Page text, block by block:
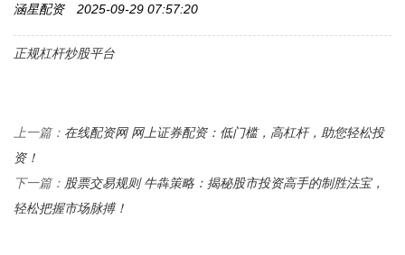
涵星配资 2025-09-29 07:57:20
正规杠杆炒股平台
上一篇： 在线配资网 网上证券配资：低门槛，高杠杆，助您轻松投
资！
下一篇： 股票交易规则 牛犇策略：揭秘股市投资高手的制胜法宝，
轻松把握市场脉搏！